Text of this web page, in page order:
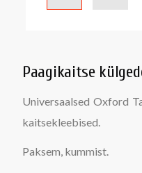
Paagikaitse
Universaalsed Oxford
kaitsekleebised.
Paksem, kummist.